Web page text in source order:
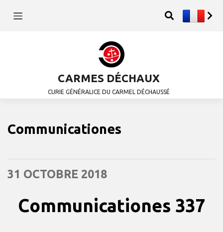
CARMES DÉCHAUX
CURIE GÉNÉRALICE DU CARMEL DÉCHAUSSÉ
Communicationes
31 OCTOBRE 2018
Communicationes 337